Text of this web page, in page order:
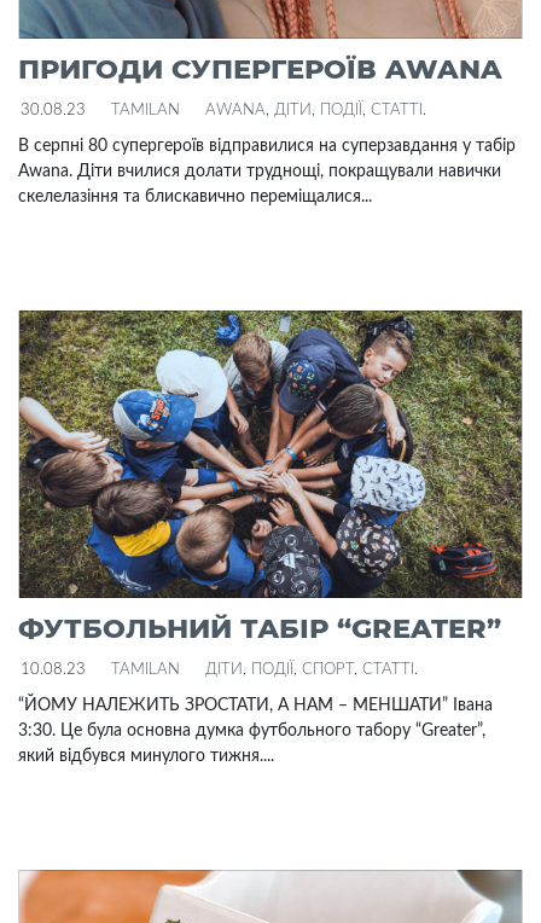
ПРИГОДИ СУПЕРГЕРОЇВ AWANA
30.08.23 TAMILAN AWANA, ДІТИ , ПОДІЇ , СТАТТІ .
В серпні 80 супергероїв відправилися на суперзавдання у табір
Awana. Діти вчилися долати труднощі, покращували навички
скелелазіння та блискавично переміщалися...
ФУТБОЛЬНИЙ ТАБІР “GREATER”
10.08.23 TAMILAN ДІТИ , ПОДІЇ , СПОРТ , СТАТТІ .
“ЙОМУ НАЛЕЖИТЬ ЗРОСТАТИ, А НАМ – МЕНШАТИ” Івана
3:30. Це була основна думка футбольного табору “Greater”,
який відбувся минулого тижня....